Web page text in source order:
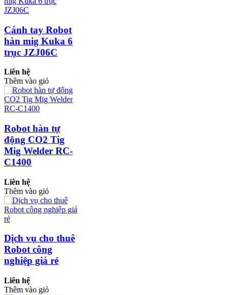
Cánh tay Robot
hàn mig Kuka 6
trục JZJ06C
Liên hệ
Thêm vào giỏ
Robot hàn tự
động CO2 Tig
Mig Welder RC-
C1400
Liên hệ
Thêm vào giỏ
Dịch vụ cho thuê
Robot công
nghiệp giá rẻ
Liên hệ
Thêm vào giỏ